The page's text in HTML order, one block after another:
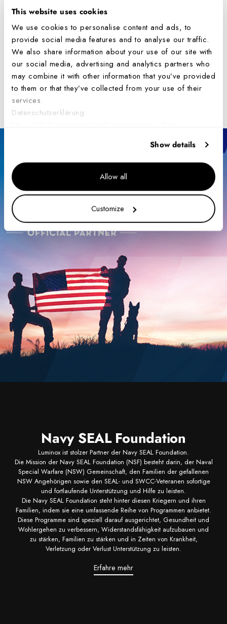
This website uses cookies
We use cookies to personalise content and ads, to
provide social media features and to analyse our traffic.
We also share information about your use of our site with
our social media, advertising and analytics partners who
may combine it with other information that you’ve provided
to them or that they’ve collected from your use of their
services.
Datenschutzerklärung:
Show details
Allow all
Customize
Wasserdichtigkeit Verwendet von Elitegruppen
Navy SEAL Foundation
Luminox ist stolzer Partner der Navy SEAL Foundation.
Die Mission der Navy SEAL Foundation (NSF) besteht darin, der Naval
Special Warfare (NSW) Gemeinschaft, den Familien der gefallenen
NSW Angehörigen sowie den SEAL- und SWCC-Veteranen sofortige
und fortlaufende Unterstützung und Hilfe zu leisten.
Die Navy SEAL Foundation steht hinter diesen Kriegern und ihren
Familien, indem sie eine umfassende Reihe von Programmen anbietet.
Diese Programme sind speziell darauf ausgerichtet, Gesundheit und
Wohlergehen zu verbessern, Widerstandsfähigkeit aufzubauen und
zu stärken, Familien zu stärken und in Zeiten von Krankheit,
Verletzung oder Verlust Unterstützung zu leisten.
Erfahre mehr